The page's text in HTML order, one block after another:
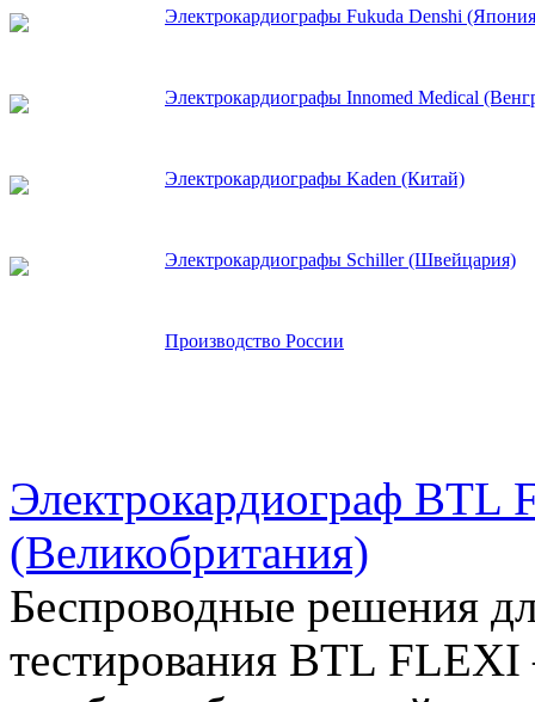
Электрокардиографы Fukuda Denshi
Электрокардиографы Innomed Medical
Электрокардиографы Kaden (Китай)
Электрокардиографы Schiller (Швейцария)
Производство России
Электрокардиограф
(Великобритания)
Беспроводные решения
тестирования BTL